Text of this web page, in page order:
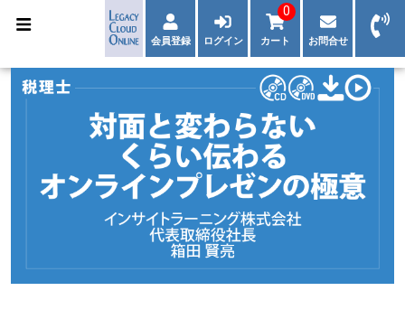
会員登録 ログイン カート
0
お問合せ